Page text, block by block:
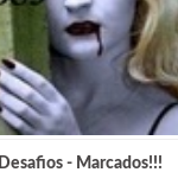
Desafios - Marcados!!!